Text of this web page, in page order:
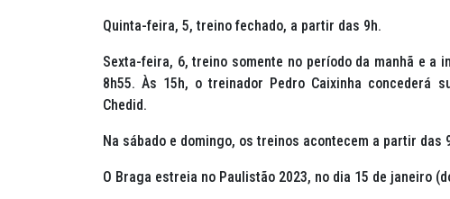
Quinta-feira, 5, treino fechado, a partir das 9h.
Sexta-feira, 6, treino somente no período da manhã e a
8h55. Às 15h, o treinador Pedro Caixinha concederá
Chedid.
Na sábado e domingo, os treinos acontecem a partir
O Braga estreia no Paulistão 2023, no dia 15 de janeiro